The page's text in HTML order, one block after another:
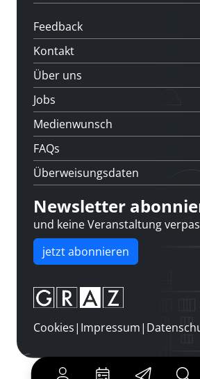
Feedback
Kontakt
Über uns
Jobs
Medienwunsch
FAQs
Überweisungsdaten
Newsletter
und keine Veranstaltung
jetzt abonnieren
Cookies| Impressum|